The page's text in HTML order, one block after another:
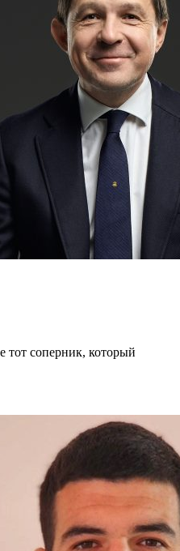
соперник, который